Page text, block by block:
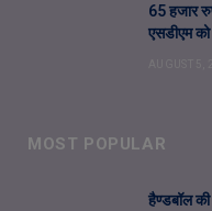
65 हजार
एसडीएम को
MOST POPULAR
हैण्डबॉल की